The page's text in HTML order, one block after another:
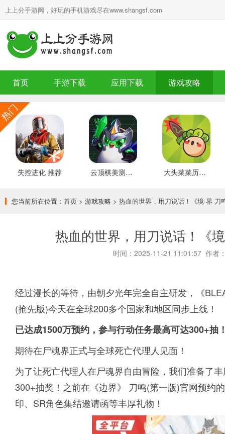
上上分手游网，好玩的手机游戏尽在www.shangsf.com
首页 手游下载 应用下载 游戏攻略
失控进化 推荐 云顶棋美测服 最新版 大头菜菜历险记 好玩的
您当前所在位置： 首页 > 游戏攻略 > 热血的世界，用刀说话！《境·界 刀
热血的世界，用刀说话！《
时间：2025-11-21 11:01:57 作者
经过漫长的等待，由朝夕光年完全自主研发，《
(抢先版)今天在全球200多个国家和地区同步上线！
已达成1500万预约，参与行动任务最高可达300+抽
期待在尸魂界正式与全球死亡代理人见面！
为了让死亡代理人在尸魂界自由冒险，我们准备了
300+抽奖！之前在《边界》 刀鸣(第一版)官网预约
印、SR角色集结邀请函等丰厚礼物！